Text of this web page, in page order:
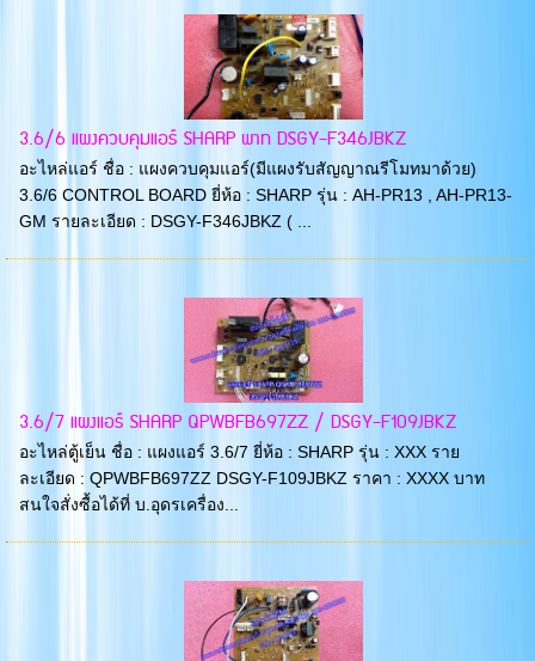
3.6/6 แผงควบคุมแอร์ SHARP พาท DSGY-F346JBKZ
อะไหล่แอร์ ชื่อ : แผงควบคุมแอร์(มีแผงรับสัญญาณรีโมทมาด้วย)
3.6/6 CONTROL BOARD ยี่ห้อ : SHARP รุ่น : AH-PR13 , AH-PR13-
GM รายละเอียด : DSGY-F346JBKZ ( ...
3.6/7 แผงแอร์ SHARP QPWBFB697ZZ / DSGY-F109JBKZ
อะไหล่ตู้เย็น ชื่อ : แผงแอร์ 3.6/7 ยี่ห้อ : SHARP รุ่น : XXX ราย
ละเอียด : QPWBFB697ZZ DSGY-F109JBKZ ราคา : XXXX บาท
สนใจสั่งซื้อได้ที่ บ.อุดรเครื่อง...